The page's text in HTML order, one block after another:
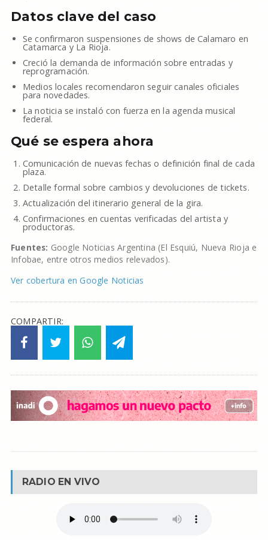
Datos clave del caso
Se confirmaron suspensiones de shows de Calamaro en
Catamarca y La Rioja.
Creció la demanda de información sobre entradas y
reprogramación.
Medios locales recomendaron seguir canales oficiales
para novedades.
La noticia se instaló con fuerza en la agenda musical
federal.
Qué se espera ahora
Comunicación de nuevas fechas o definición final de cada
plaza.
Detalle formal sobre cambios y devoluciones de tickets.
Actualización del itinerario general de la gira.
Confirmaciones en cuentas verificadas del artista y
productoras.
Fuentes: Google Noticias Argentina (El Esquiú, Nueva Rioja e
Infobae, entre otros medios relevados).
Ver cobertura en Google Noticias
COMPARTIR:
RADIO EN VIVO